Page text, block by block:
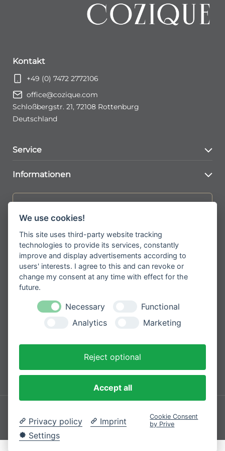
Kontakt
+49 (0) 7472 2772106
office@cozique.com
Schloßbergstr. 21, 72108 Rottenburg
Deutschland
Service
Kontaktformular
Informationen
AGBs
Versand & Lieferkonditionen
Widerrufsbelehrung
Zahlungsarten
neueste Informationen zu unseren
Produkten
Please
leave
Mit der Anmeldung zum Newsletter
stimmen Sie zu, dass wir Ihre
Informationen im Rahmen unserer
Datenschutzbestimmungen
© 2026 Cozique
We use cookies!
This site uses third-party website tracking
technologies to provide its services, constantly
improve and display advertisements according to
users' interests. I agree to this and can revoke or
change my consent at any time with effect for the
future.
Necessary
Functional
Analytics
Marketing
Reject optional
Accept all
Privacy policy
Imprint
Settings
Cookie Consent
by Prive